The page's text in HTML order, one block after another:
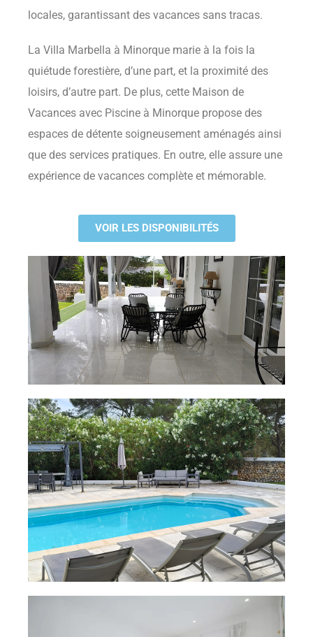
locales, garantissant des vacances sans tracas.
La Villa Marbella à Minorque marie à la fois la
quiétude forestière, d’une part, et la proximité des
loisirs, d’autre part. De plus, cette Maison de
Vacances avec Piscine à Minorque propose des
espaces de détente soigneusement aménagés ainsi
que des services pratiques. En outre, elle assure une
expérience de vacances complète et mémorable.
VOIR LES DISPONIBILITÉS